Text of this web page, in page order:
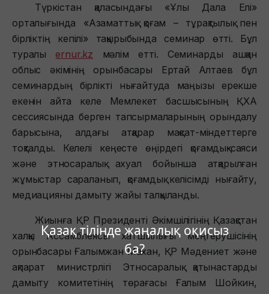
Қазақ тілінде жаңалық оқисыз
ба?
Түркістан қаласындағы «Ұлы Дала Елі»
орталығында «Азаматтық қоғам – тұрақтылық пен
бірліктің кепілі» тақырыбында семинар өтті. Бұл
туралы ernur.kz мәлім етті. Семинарды ашқан
облыс әкімінің орынбасары Ертай Алтаев бұл
семинардың бірлікті нығайтуда маңызы ерекше
екенін айта келе Мемлекет басшысының ҚХА
сессиясында берген тапсырмаларының орындалу
барысына, алдағы атқарар мақсат-міндеттерге
тоқталды. Келелі кеңесте өңірдегі қоғамдық-саяси
және этносаралық ахуал бойынша атқарылған
жұмыстар сараланып, қоғамдық келісімді нығайту,
медиацияны дамыту жайы талқыланды.
Жиынға ҚР Президенті Әкімшілігінің Қазақстан
халқы Ассамблеясы хатшылығы меңгерушісінің
орынбасары Ғалымжан Махан, ҚР Мәдениет және
ақпарат министрлігі Этносаралық қатынастарды
дамыту комитетінің төрағасы Ғалым Шойкин,